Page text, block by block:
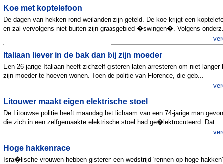
Koe met koptelefoon
De dagen van hekken rond weilanden zijn geteld. De koe krijgt een
en zal vervolgens niet buiten zijn graasgebied �swingen�. Volgens
Italiaan liever in de bak dan bij zijn moeder
Een 26-jarige Italiaan heeft zichzelf gisteren laten arresteren om niet langer
zijn moeder te hoeven wonen. Toen de politie van Florence, die geb...
Litouwer maakt eigen elektrische stoel
De Litouwse politie heeft maandag het lichaam van een 74-jarige man
die zich in een zelfgemaakte elektrische stoel had ge�lektrocuteerd. Dat...
Hoge hakkenrace
Isra�lische vrouwen hebben gisteren een wedstrijd 'rennen op hoge hakken'